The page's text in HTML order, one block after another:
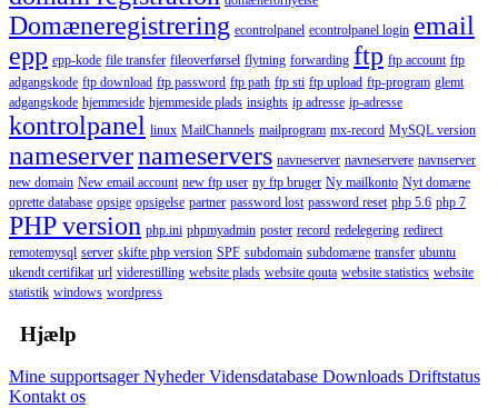
Domæneregistrering econtrolpanel econtrolpanel login email
epp epp-kode file transfer fileoverførsel flytning forwarding ftp ftp account ftp
adgangskode ftp download ftp password ftp path ftp sti ftp upload ftp-program glemt
adgangskode hjemmeside hjemmeside plads insights ip adresse ip-adresse
kontrolpanel linux MailChannels mailprogram mx-record MySQL version
nameservernameservers navneserver navneservere navnserver
new domain New email account new ftp user ny ftp bruger Ny mailkonto Nyt domæne
oprette database opsige opsigelse partner password lost password reset php 5.6 php 7
PHP version php.ini phpmyadmin poster record redelegering redirect
remotemysql server skifte php version SPF subdomain subdomæne transfer ubuntu
ukendt certifikat url viderestilling website plads website qouta website statistics website
statistik windows wordpress
Hjælp
Mine supportsagerNyhederVidensdatabase Downloads Driftstatus
Kontakt os